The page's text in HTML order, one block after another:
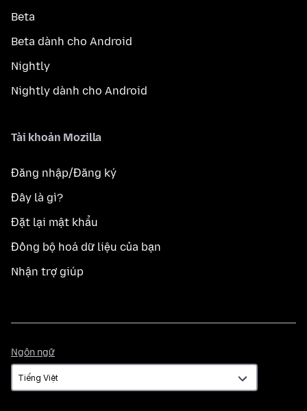
Beta
Beta dành cho Android
Nightly
Nightly dành cho Android
Tài khoản Mozilla
Đăng nhập/Đăng ký
Đây là gì?
Đặt lại mật khẩu
Đồng bộ hoá dữ liệu của bạn
Nhận trợ giúp
Ngôn ngữ
ngữ